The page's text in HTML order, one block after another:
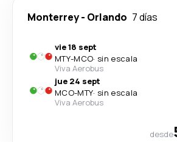
Monterrey- Orlando 7 días
vie 18 sept
MTY-MCO· sin escala
Viva Aerobus
jue 24 sept
MCO-MTY· sin escala
Viva Aerobus
desde